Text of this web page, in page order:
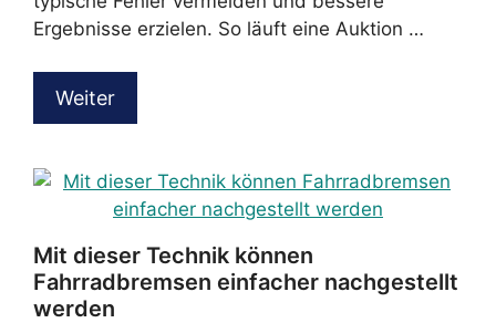
Ergebnisse erzielen. So läuft eine Auktion …
Weiter
Mit dieser Technik können
Fahrradbremsen einfacher nachgestellt
werden